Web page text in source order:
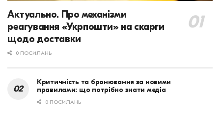
Актуально. Про механізми
реагування «Укрпошти» на скарги
щодо доставки
0 ПОСИЛАНЬ
Критичність та бронювання за новими
правилами: що потрібно знати медіа
0 ПОСИЛАНЬ